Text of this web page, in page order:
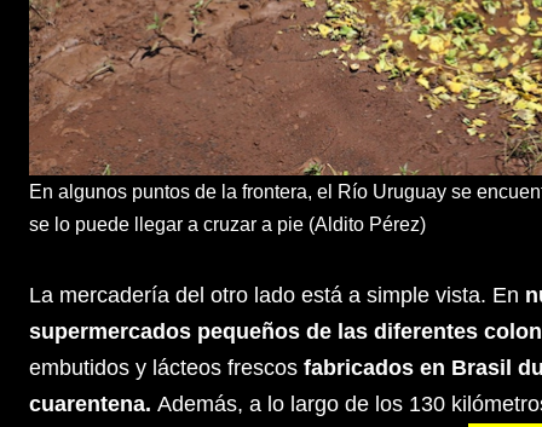
En algunos puntos de la frontera, el Río Uruguay se
se lo puede llegar a cruzar a pie (Aldito Pérez)
La mercadería del otro lado está a simple vista. En
supermercados pequeños de las diferentes
embutidos y lácteos frescos fabricados en Brasil
cuarentena. Además, a lo largo de los 130